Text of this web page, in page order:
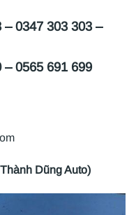
– 0347 303 303 –
– 0565 691 699
Dũng Auto)